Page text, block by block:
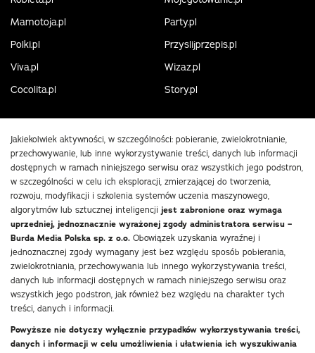
Mamotoja.pl
Party.pl
Polki.pl
Przyslijprzepis.pl
Viva.pl
Wizaz.pl
Cocolita.pl
Story.pl
Jakiekolwiek aktywności, w szczególności: pobieranie, zwielokrotnianie,
przechowywanie, lub inne wykorzystywanie treści, danych lub informacji
dostępnych w ramach niniejszego serwisu oraz wszystkich jego podstron,
w szczególności w celu ich eksploracji, zmierzającej do tworzenia,
rozwoju, modyfikacji i szkolenia systemów uczenia maszynowego,
algorytmów lub sztucznej inteligencji jest zabronione oraz wymaga
uprzedniej, jednoznacznie wyrażonej zgody administratora serwisu –
Burda Media Polska sp. z o.o. Obowiązek uzyskania wyraźnej i
jednoznacznej zgody wymagany jest bez względu sposób pobierania,
zwielokrotniania, przechowywania lub innego wykorzystywania treści,
danych lub informacji dostępnych w ramach niniejszego serwisu oraz
wszystkich jego podstron, jak również bez względu na charakter tych
treści, danych i informacji.
Powyższe nie dotyczy wyłącznie przypadków wykorzystywania treści,
danych i informacji w celu umożliwienia i ułatwienia ich wyszukiwania